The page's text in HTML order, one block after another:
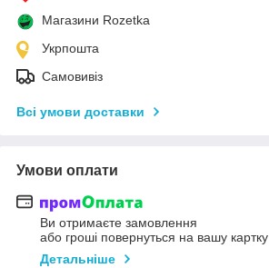
Магазини Rozetka
Укрпошта
Самовивіз
Всі умови доставки
Умови оплати
Ви отримаєте замовлення
або гроші повернуться на вашу картку
Детальніше